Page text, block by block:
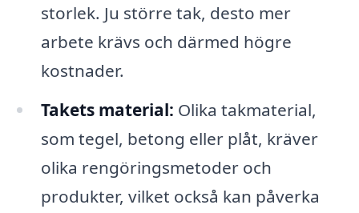
storlek. Ju större tak, desto mer
arbete krävs och därmed högre
kostnader.
Takets material: Olika takmaterial,
som tegel, betong eller plåt, kräver
olika rengöringsmetoder och
produkter, vilket också kan påverka